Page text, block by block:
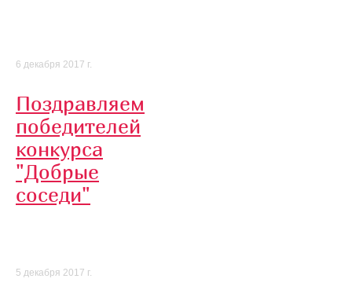
6 декабря 2017 г.
Поздравляем
победителей
конкурса
"Добрые
соседи"
5 декабря 2017 г.